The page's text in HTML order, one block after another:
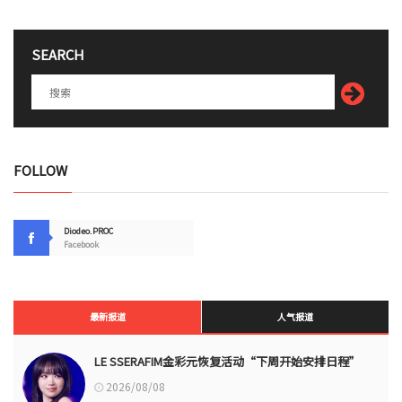
SEARCH
FOLLOW
Diodeo.PROC
Facebook
最新报道 人气报道
LE SSERAFIM金彩元恢复活动“下周开始安排日程”
2026/08/08